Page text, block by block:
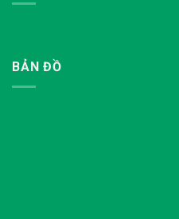
BẢN ĐỒ